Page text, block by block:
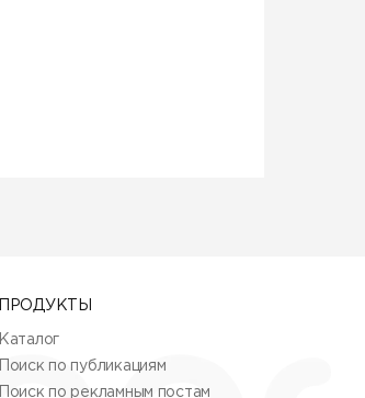
ПРОДУКТЫ
Каталог
Поиск по публикациям
Поиск по рекламным постам